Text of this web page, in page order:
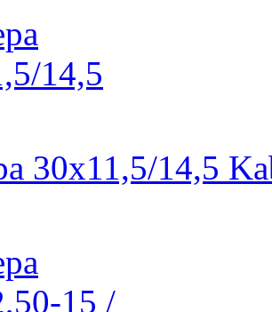
30x11,5/14,5